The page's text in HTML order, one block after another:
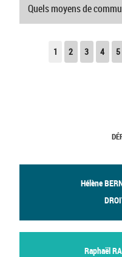
Quels moyens de
1 2 3 4 5
Hélène
Raphaël